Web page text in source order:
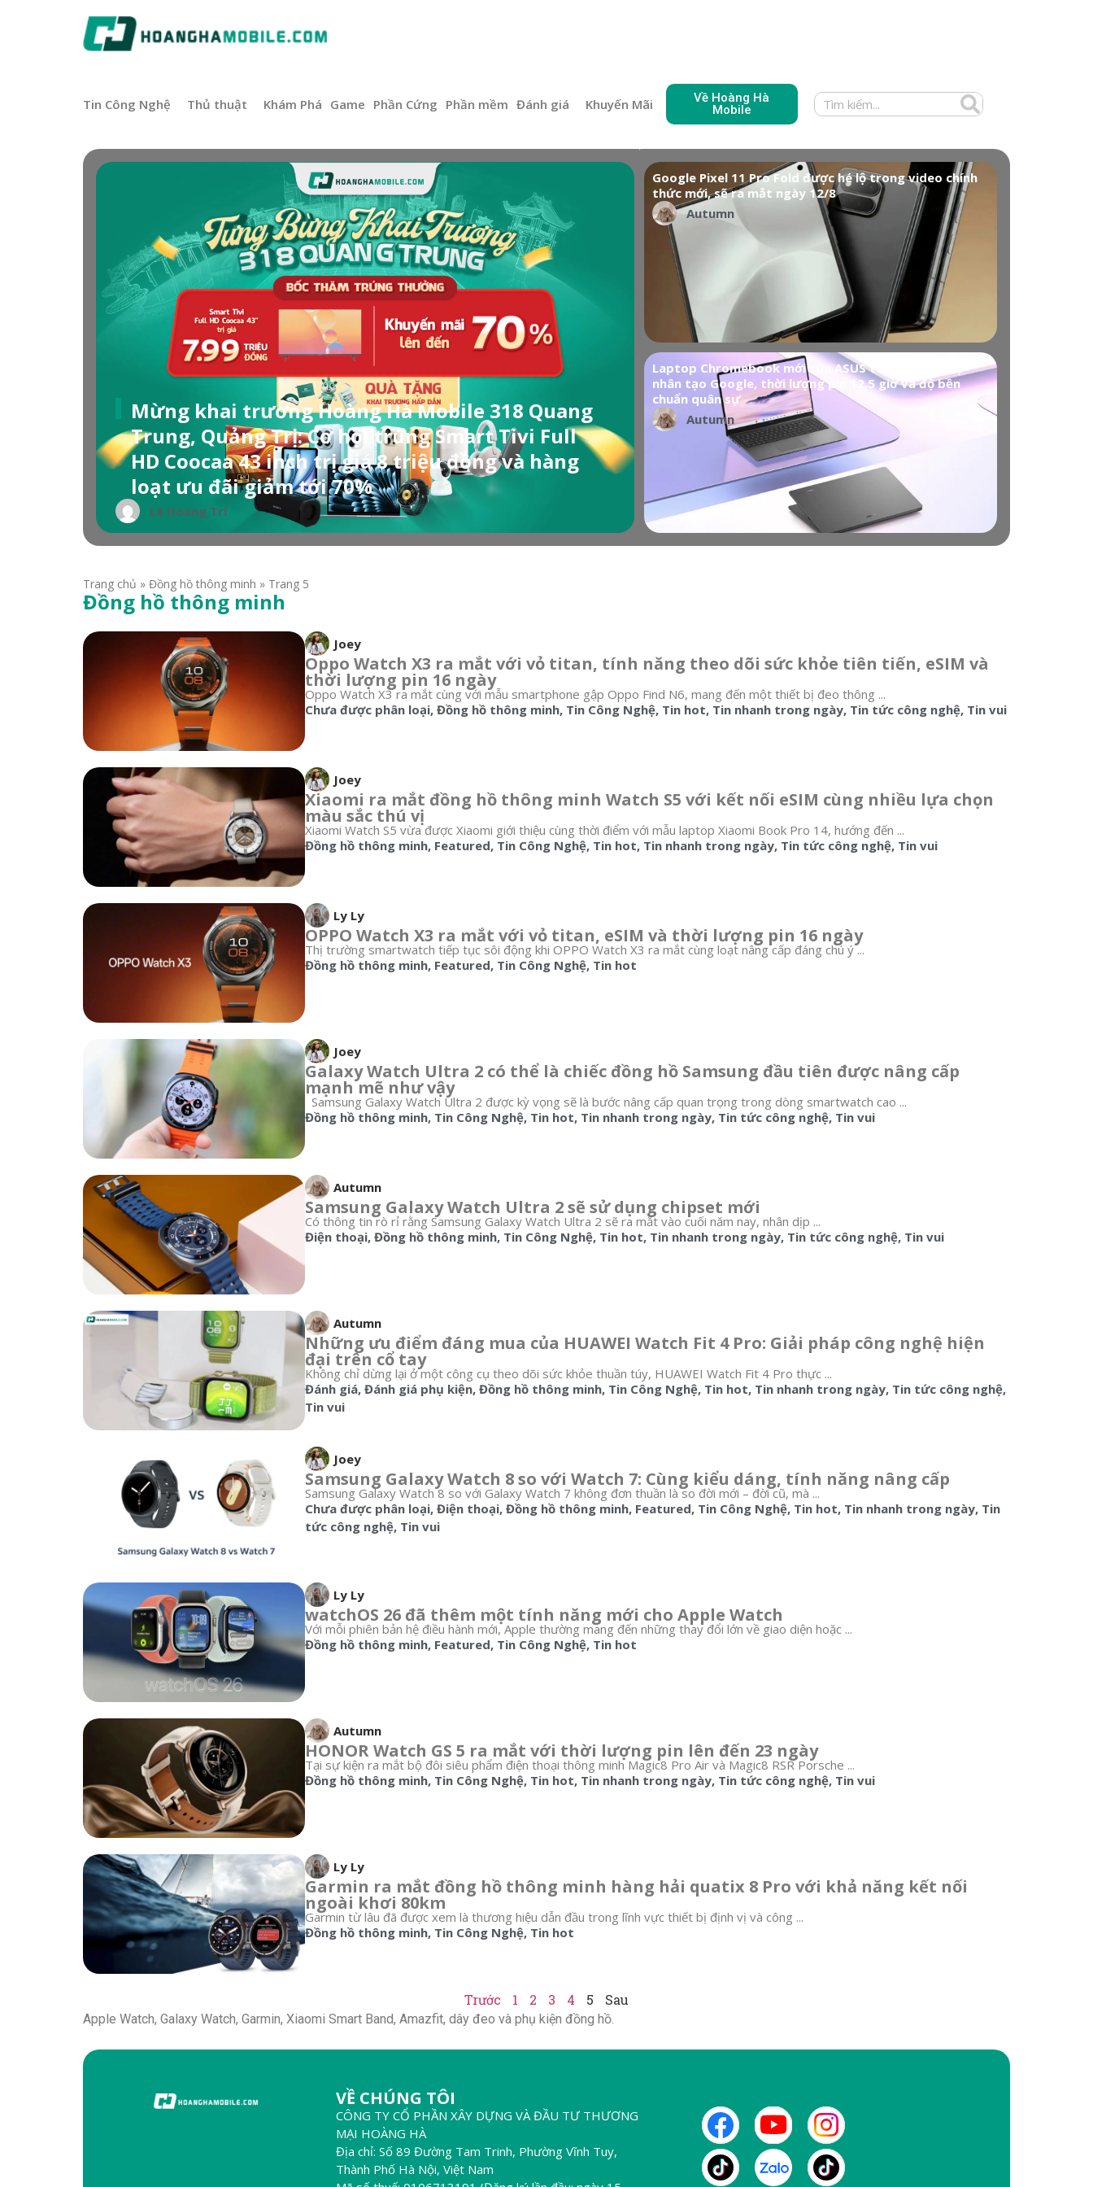
Tin Công Nghệ Thủ thuật Khám Phá Game Phần Cứng Phần mềm Đánh giá Khuyến Mãi
Về Hoàng Hà
Mobile
Mừng khai trương Hoàng Hà Mobile 318 Quang
Trung, Quảng Trị: Cơ hội trúng Smart Tivi Full
HD Coocaa 43 inch trị giá 8 triệu đồng và hàng
loạt ưu đãi giảm tới 70%
Lê Hoàng Trí
Google Pixel 11 Pro Fold được hé lộ trong video chính
thức mới, sẽ ra mắt ngày 12/8
Autumn
Laptop Chromebook mới của ASUS tích hợp trí tuệ
nhân tạo Google, thời lượng pin 12,5 giờ và độ bền
chuẩn quân sự
Autumn
Trang chủ » Đồng hồ thông minh » Trang 5
Đồng hồ thông minh
Joey
Oppo Watch X3 ra mắt với vỏ titan, tính năng theo dõi sức khỏe tiên tiến, eSIM và
thời lượng pin 16 ngày
Oppo Watch X3 ra mắt cùng với mẫu smartphone gập Oppo Find N6, mang đến một thiết bị đeo thông ...
Chưa được phân loại, Đồng hồ thông minh, Tin Công Nghệ, Tin hot, Tin nhanh trong ngày, Tin tức công nghệ, Tin vui
Joey
Xiaomi ra mắt đồng hồ thông minh Watch S5 với kết nối eSIM cùng nhiều lựa chọn
màu sắc thú vị
Xiaomi Watch S5 vừa được Xiaomi giới thiệu cùng thời điểm với mẫu laptop Xiaomi Book Pro 14, hướng đến ...
Đồng hồ thông minh, Featured, Tin Công Nghệ, Tin hot, Tin nhanh trong ngày, Tin tức công nghệ, Tin vui
Ly Ly
OPPO Watch X3 ra mắt với vỏ titan, eSIM và thời lượng pin 16 ngày
Thị trường smartwatch tiếp tục sôi động khi OPPO Watch X3 ra mắt cùng loạt nâng cấp đáng chú ý ...
Đồng hồ thông minh, Featured, Tin Công Nghệ, Tin hot
Joey
Galaxy Watch Ultra 2 có thể là chiếc đồng hồ Samsung đầu tiên được nâng cấp
mạnh mẽ như vậy
Samsung Galaxy Watch Ultra 2 được kỳ vọng sẽ là bước nâng cấp quan trọng trong dòng smartwatch cao ...
Đồng hồ thông minh, Tin Công Nghệ, Tin hot, Tin nhanh trong ngày, Tin tức công nghệ, Tin vui
Autumn
Samsung Galaxy Watch Ultra 2 sẽ sử dụng chipset mới
Có thông tin rò rỉ rằng Samsung Galaxy Watch Ultra 2 sẽ ra mắt vào cuối năm nay, nhân dịp ...
Điện thoại, Đồng hồ thông minh, Tin Công Nghệ, Tin hot, Tin nhanh trong ngày, Tin tức công nghệ, Tin vui
Autumn
Những ưu điểm đáng mua của HUAWEI Watch Fit 4 Pro: Giải pháp công nghệ hiện
đại trên cổ tay
Không chỉ dừng lại ở một công cụ theo dõi sức khỏe thuần túy, HUAWEI Watch Fit 4 Pro thực ...
Đánh giá, Đánh giá phụ kiện, Đồng hồ thông minh, Tin Công Nghệ, Tin hot, Tin nhanh trong ngày, Tin tức công nghệ,
Tin vui
Joey
Samsung Galaxy Watch 8 so với Watch 7: Cùng kiểu dáng, tính năng nâng cấp
Samsung Galaxy Watch 8 so với Galaxy Watch 7 không đơn thuần là so đời mới – đời cũ, mà ...
Chưa được phân loại, Điện thoại, Đồng hồ thông minh, Featured, Tin Công Nghệ, Tin hot, Tin nhanh trong ngày, Tin
tức công nghệ, Tin vui
Ly Ly
watchOS 26 đã thêm một tính năng mới cho Apple Watch
Với mỗi phiên bản hệ điều hành mới, Apple thường mang đến những thay đổi lớn về giao diện hoặc ...
Đồng hồ thông minh, Featured, Tin Công Nghệ, Tin hot
Autumn
HONOR Watch GS 5 ra mắt với thời lượng pin lên đến 23 ngày
Tại sự kiện ra mắt bộ đôi siêu phẩm điện thoại thông minh Magic8 Pro Air và Magic8 RSR Porsche ...
Đồng hồ thông minh, Tin Công Nghệ, Tin hot, Tin nhanh trong ngày, Tin tức công nghệ, Tin vui
Ly Ly
Garmin ra mắt đồng hồ thông minh hàng hải quatix 8 Pro với khả năng kết nối
ngoài khơi 80km
Garmin từ lâu đã được xem là thương hiệu dẫn đầu trong lĩnh vực thiết bị định vị và công ...
Đồng hồ thông minh, Tin Công Nghệ, Tin hot
Trước 1 2 3 4 5 Sau
Apple Watch, Galaxy Watch, Garmin, Xiaomi Smart Band, Amazfit, dây đeo và phụ kiện đồng hồ.
VỀ CHÚNG TÔI
CÔNG TY CỔ PHẦN XÂY DỰNG VÀ ĐẦU TƯ THƯƠNG
MẠI HOÀNG HÀ
Địa chỉ: Số 89 Đường Tam Trinh, Phường Vĩnh Tuy,
Thành Phố Hà Nội, Việt Nam